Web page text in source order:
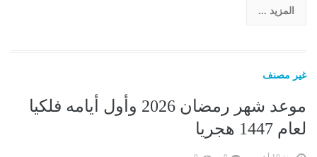
المزيد ...
غير مصنف
موعد شهر رمضان 2026 وأول أيامه فلكيا
لعام 1447 هجريا